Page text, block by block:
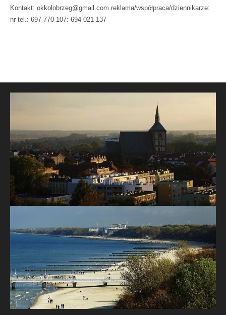
Kontakt: okkolobrzeg@gmail.com reklama/współpraca/dziennikarze:
nr tel.: 697 770 107: 694 021 137